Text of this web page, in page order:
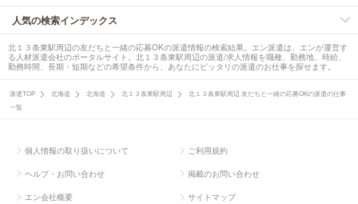
人気の検索インデックス
北１３条東駅周辺の友だちと一緒の応募OKの派遣情報の検索結果。エン派遣は、エンが運営す
る人材派遣会社のポータルサイト。北１３条東駅周辺の派遣/求人情報を職種、勤務地、時給、
勤務時間、長期・短期などの希望条件から、あなたにピッタリの派遣のお仕事を探せます。
派遣TOP 北海道 北海道 北１３条東駅周辺
北１３条東駅周辺 友だちと一緒の応募OKの派遣の仕事
一覧
個人情報の取り扱いについて ご利用規約
ヘルプ・お問い合わせ 掲載のお問い合わせ
エン会社概要 サイトマップ